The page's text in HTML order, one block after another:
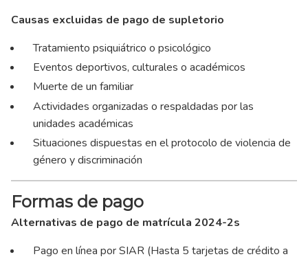
Causas excluidas de pago de supletorio
Tratamiento psiquiátrico o psicológico
Eventos deportivos, culturales o académicos
Muerte de un familiar
Actividades organizadas o respaldadas por las
unidades académicas
Situaciones dispuestas en el protocolo de violencia de
género y discriminación
Formas de pago
Alternativas de pago de matrícula 2024-2s
Pago en línea por SIAR (Hasta 5 tarjetas de crédito a